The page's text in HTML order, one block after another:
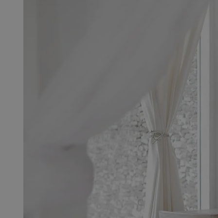
__cf_bm